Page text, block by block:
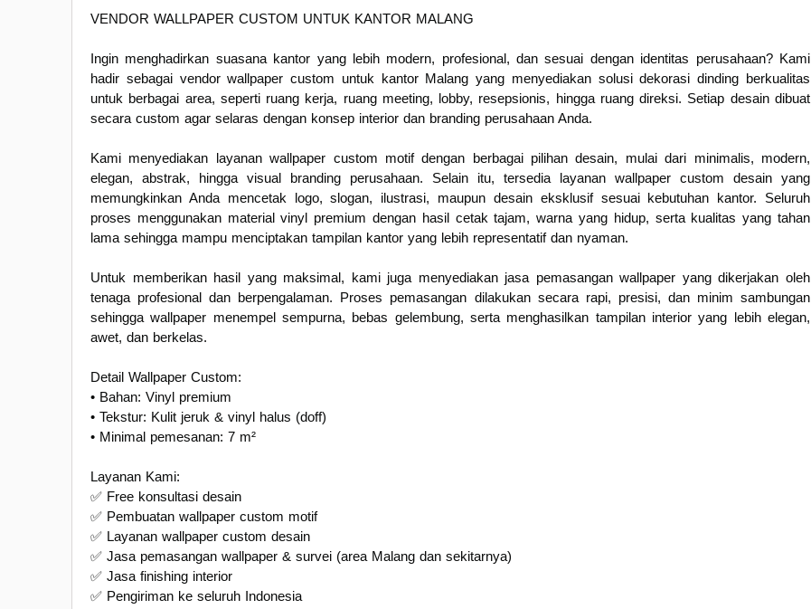
VENDOR WALLPAPER CUSTOM UNTUK KANTOR MALANG
Ingin menghadirkan suasana kantor yang lebih modern, profesional, dan sesuai dengan identitas perusahaan? Kami
hadir sebagai vendor wallpaper custom untuk kantor Malang yang menyediakan solusi dekorasi dinding berkualitas
untuk berbagai area, seperti ruang kerja, ruang meeting, lobby, resepsionis, hingga ruang direksi. Setiap desain dibuat
secara custom agar selaras dengan konsep interior dan branding perusahaan Anda.
Kami menyediakan layanan wallpaper custom motif dengan berbagai pilihan desain, mulai dari minimalis, modern,
elegan, abstrak, hingga visual branding perusahaan. Selain itu, tersedia layanan wallpaper custom desain yang
memungkinkan Anda mencetak logo, slogan, ilustrasi, maupun desain eksklusif sesuai kebutuhan kantor. Seluruh
proses menggunakan material vinyl premium dengan hasil cetak tajam, warna yang hidup, serta kualitas yang tahan
lama sehingga mampu menciptakan tampilan kantor yang lebih representatif dan nyaman.
Untuk memberikan hasil yang maksimal, kami juga menyediakan jasa pemasangan wallpaper yang dikerjakan oleh
tenaga profesional dan berpengalaman. Proses pemasangan dilakukan secara rapi, presisi, dan minim sambungan
sehingga wallpaper menempel sempurna, bebas gelembung, serta menghasilkan tampilan interior yang lebih elegan,
awet, dan berkelas.
Detail Wallpaper Custom:
• Bahan: Vinyl premium
• Tekstur: Kulit jeruk & vinyl halus (doff)
• Minimal pemesanan: 7 m²
Layanan Kami:
✅ Free konsultasi desain
✅ Pembuatan wallpaper custom motif
✅ Layanan wallpaper custom desain
✅ Jasa pemasangan wallpaper & survei (area Malang dan sekitarnya)
✅ Jasa finishing interior
✅ Pengiriman ke seluruh Indonesia